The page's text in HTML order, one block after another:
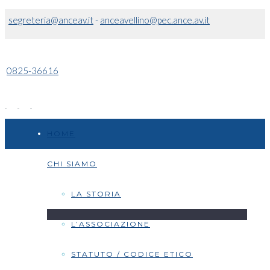
segreteria@anceav.it- anceavellino@pec.ance.av.it
0825-36616
CHI SIAMO
LA STORIA
L’ASSOCIAZIONE
STATUTO / CODICE ETICO